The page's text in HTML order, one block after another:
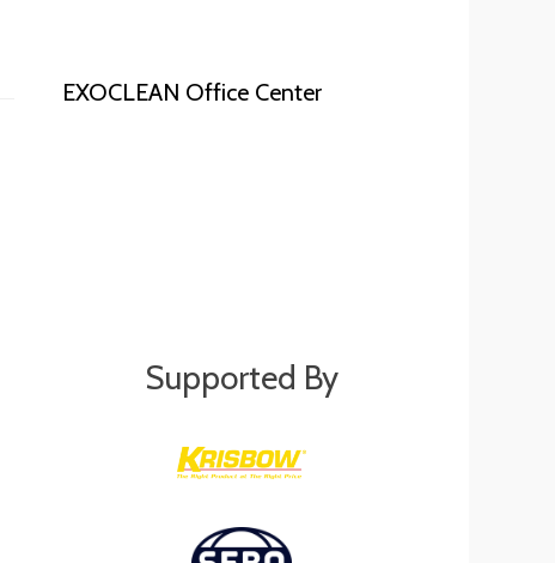
EXOCLEAN Office Center
Supported By